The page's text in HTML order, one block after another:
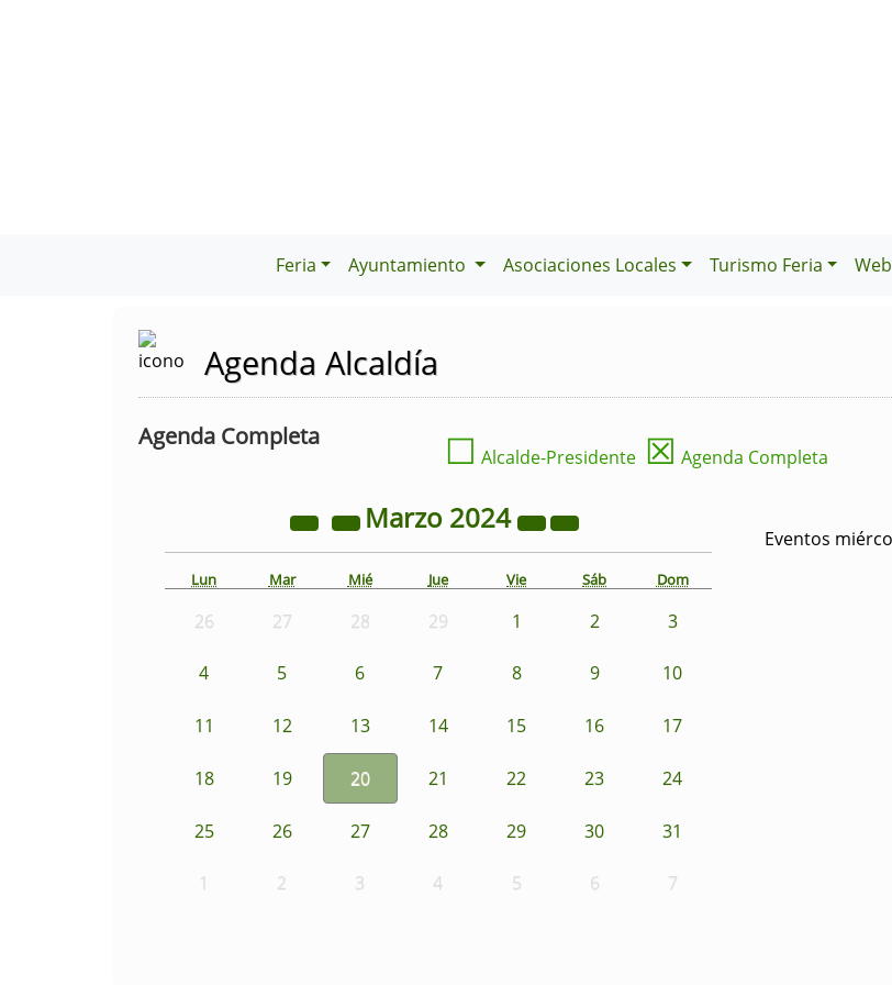
Feria Ayuntamiento Asociaciones Locales Turismo Feria
Agenda Alcaldía
Agenda Completa ☐ Alcalde-Presidente ☒ Agenda Completa
Marzo 2024
Lun Mar Mié Jue Vie Sáb Dom
26 27 28 29 1 2 3
4 5 6 7 8 9 10
11 12 13 14 15 16 17
18 19 20 21 22 23 24
25 26 27 28 29 30 31
1 2 3 4 5 6 7
Eventos